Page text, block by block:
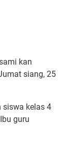
kan
siang, 25
siswa kelas 4
guru